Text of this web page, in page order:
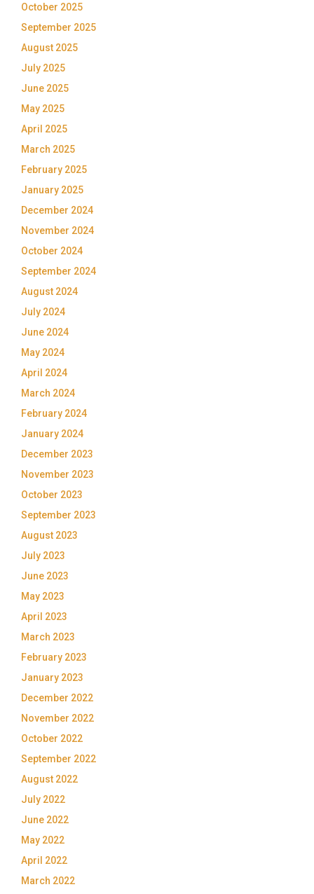
October 2025
September 2025
August 2025
July 2025
June 2025
May 2025
April 2025
March 2025
February 2025
January 2025
December 2024
November 2024
October 2024
September 2024
August 2024
July 2024
June 2024
May 2024
April 2024
March 2024
February 2024
January 2024
December 2023
November 2023
October 2023
September 2023
August 2023
July 2023
June 2023
May 2023
April 2023
March 2023
February 2023
January 2023
December 2022
November 2022
October 2022
September 2022
August 2022
July 2022
June 2022
May 2022
April 2022
March 2022